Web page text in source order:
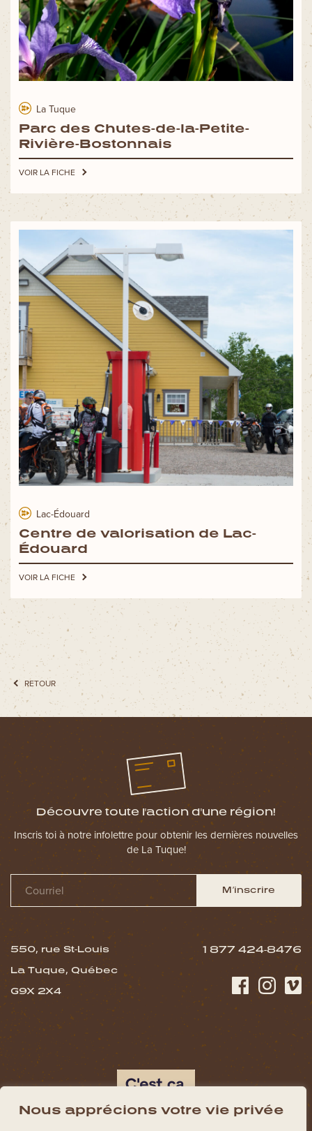
Nous apprécions votre vie privée
La Tuque
Parc des Chutes-de-la-Petite-
Rivière-Bostonnais
VOIR LA FICHE
Lac-Édouard
Centre de valorisation de Lac-
Édouard
VOIR LA FICHE
RETOUR
Découvre toute l'action d'une région!
Inscris toi à notre infolettre pour obtenir les dernières nouvelles
de La Tuque!
M’inscrire
550, rue St-Louis
La Tuque, Québec
G9X 2X4
1 877 424-8476